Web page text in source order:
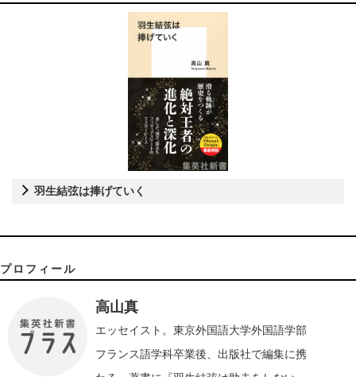
羽生結弦は捧げていく
プロフィール
高山真
エッセイスト。東京外国語大学外国語学部
フランス語学科卒業後、出版社で編集に携